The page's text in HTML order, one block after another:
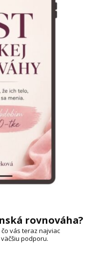
rovnováha?
vás teraz najviac
podporu.